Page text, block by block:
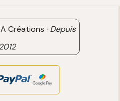
Créations ·Depuis